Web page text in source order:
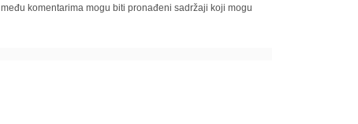
komentarima mogu biti pronađeni sadržaji koji mogu